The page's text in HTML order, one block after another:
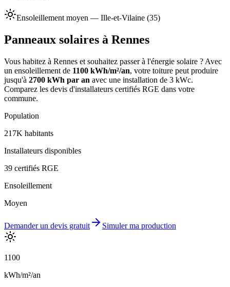
Ensoleillement moyen — Ille-et-Vilaine (35)
Panneaux solaires à Rennes
Vous habitez à Rennes et souhaitez passer à l'énergie solaire ? Avec
un ensoleillement de 1100 kWh/m²/an, votre toiture peut produire
jusqu'à 2700 kWh par an avec une installation de 3 kWc.
Comparez les devis d'installateurs certifiés RGE dans votre
commune.
Population
217K habitants
Installateurs disponibles
39 certifiés RGE
Ensoleillement
Moyen
Demander un devis gratuit Simuler ma production
1100
kWh/m²/an